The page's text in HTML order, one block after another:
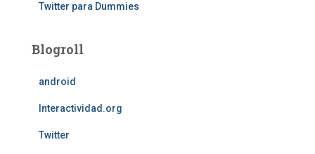
Twitter para Dummies
Blogroll
android
Interactividad.org
Twitter